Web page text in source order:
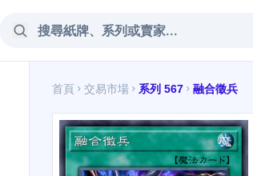
首頁 chevron_right 交易市場 chevron_right 系列 567 chevron_right 融合徵兵